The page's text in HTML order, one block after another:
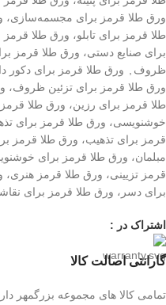
ورق طلا قرمز برای مجسمه‌سازی،
طلا قرمز برای تابلو، ورق طلا
برای صنایع دستی، ورق طلا قرمز
ظروف
ورق طلا قرمز برای دکور
ورق طلا قرمز برای تزئین ظروف،
طلا قرمز برای رزین، ورق طلا
خوشنویسی، ورق طلا قرمز برای
قرمز برای تذهیب، ورق طلا قرمز
مبلمان، ورق طلا قرمز برای
قرمز تزیینی، ورق طلا قرمز
برای دسر، ورق طلا قرمز برای
اشتراک در :
گارانتی اصالت کالا
تمامی کالا های مجموعه بزرگمهر